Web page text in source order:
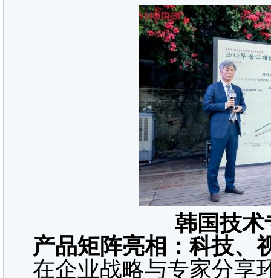
韩国技术
产品矩阵亮相：科技、
在企业战略与专家分享